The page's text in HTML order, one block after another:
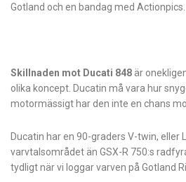
Gotland och en bandag med Actionpics.
Skillnaden mot Ducati 848 är
olika koncept. Ducatin må vara hur
motormässigt har den inte en chans
Ducatin har en 90-graders V-twin,
varvtalsområdet än GSX-R 750:s
tydligt när vi loggar varven på Gotland